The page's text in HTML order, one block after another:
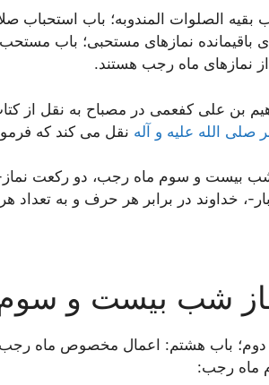
بقیه الصلوات المندوبه؛ باب
باقیمانده نمازهای مستحبی؛ باب
از نمازهای ماه رجب هستند.
بن علی کفعمی در مصباح به نقل از
صلی الله علیه و آله نقل می کند که
بیست و سوم ماه رجب، دو رکعت
، خداوند در برابر هر حرف و به تعداد
شب بیست و سوم
دوم؛ باب هشتم: اعمال مخصوص ماه
ماه رجب: